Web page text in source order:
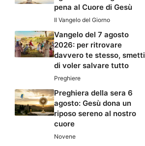
pena al Cuore di Gesù
Il Vangelo del Giorno
Vangelo del 7 agosto
2026: per ritrovare
davvero te stesso, smetti
di voler salvare tutto
Preghiere
Preghiera della sera 6
agosto: Gesù dona un
riposo sereno al nostro
cuore
Novene